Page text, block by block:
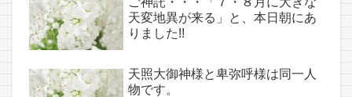
点であり古代太陽信仰の中心点で
もある伊弉諾宮、他3ヵ所へのご
神託あり！！
天変地異が来る」と、本日朝にあ
りました!!
天照大御神様と卑弥呼様は同一人
物です。